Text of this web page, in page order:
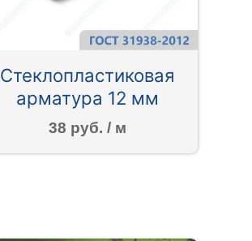
Стеклопластиковая
арматура 12 мм
38 руб. / м